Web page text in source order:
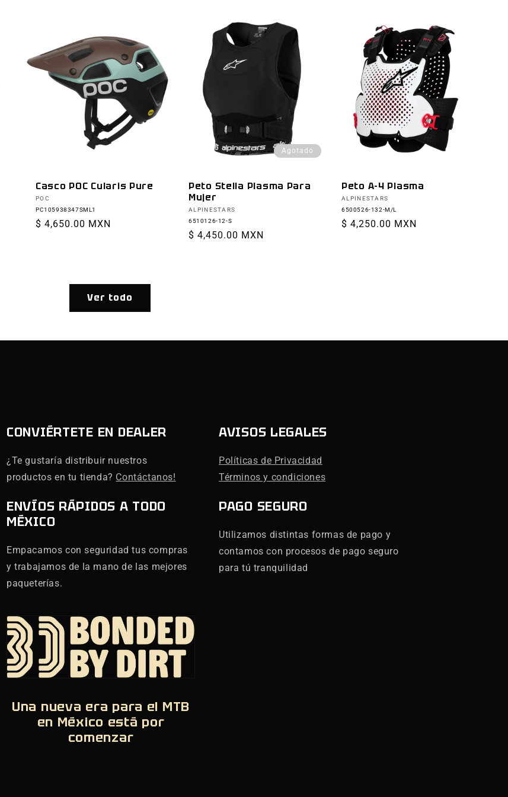
Casco POC Cularis Pure
Proveedor:
POC
PC105938347SML1
Precio
$ 4,650.00 MXN
Agotado
Peto Stella Plasma Para
Mujer
Proveedor:
ALPINESTARS
6510126-12-S
Precio
$ 4,450.00 MXN
Peto A-4 Plasma
Proveedor:
ALPINESTARS
6500526-132-M/L
Precio
$ 4,250.00 MXN
Ver todo
CONVIÉRTETE EN DEALER
¿Te gustaría distribuir nuestros
productos en tu tienda? Contáctanos!
ENVÍOS RÁPIDOS A TODO
MÉXICO
Empacamos con seguridad tus compras
y trabajamos de la mano de las mejores
paqueterías.
AVISOS LEGALES
Políticas de Privacidad
Términos y condiciones
PAGO SEGURO
Utilizamos distintas formas de pago y
contamos con procesos de pago seguro
para tú tranquilidad
Una nueva era para el MTB
en México está por
comenzar